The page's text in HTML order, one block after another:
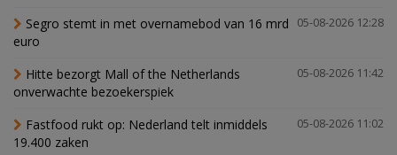
05-08-2026 12:28
Segro stemt in met overnamebod van 16 mrd
euro
05-08-2026 11:42
Hitte bezorgt Mall of the Netherlands
onverwachte bezoekerspiek
05-08-2026 11:02
Fastfood rukt op: Nederland telt inmiddels
19.400 zaken